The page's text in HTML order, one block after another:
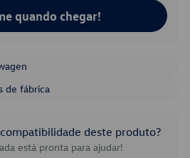
quando chegar!
de fábrica
deste produto?
está pronta para ajudar!